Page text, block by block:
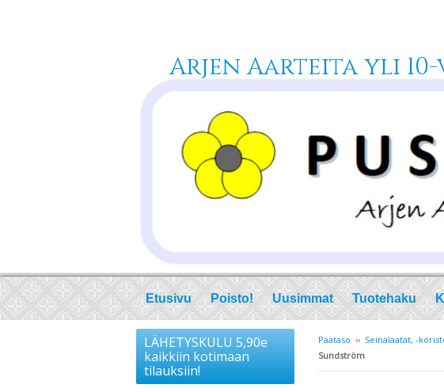
Arjen Aarteita yli 10-
Etusivu Poisto! Uusimmat Tuotehaku
Päätaso ›› Seinälaatat, -
Sundström
LÄHETYSKULU 5,90e
kaikkiin kotimaan
tilauksiin!